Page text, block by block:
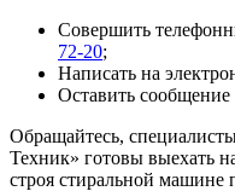
Совершить
72-20;
Написать на
Оставить сообщение
Обращайтесь,
Техник» готовы выехать
строя стиральной машине